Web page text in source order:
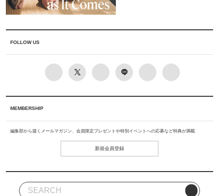
FOLLOW US
MEMBERSHIP
編集部から届くメールマガジン、会員限定プレゼントや特別イベントへの応募など特典が満載
新規会員登録